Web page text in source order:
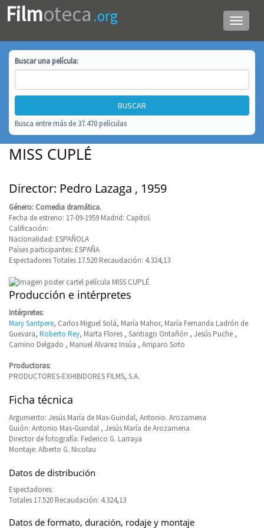
Menú
de
Filmoteca .org
Buscar unapelícula:
Busca entre más de 37.470 películas
MISS CUPLÉ
Director: Pedro Lazaga , 1959
Género: Comedia dramática.
Fecha de estreno: 17-09-1959 Madrid: Capitol.
Calificación:
Nacionalidad: ESPAÑOLA
Países participantes: ESPAÑA
Espectadores Totales 17.520 Recaudación: 4.324,13
Producción e intérpretes
Intérpretes:
Mary Santpere, Carlos Miguel Solá, María Mahor, María Fernanda Ladrón de
Guevara, Roberto Rey, Marta Flores , Santiago Ontañón , Jesús Puche ,
Camino Delgado , Manuel Alvarez Insúa , Amparo Soto
Productoras:
PRODUCTORES-EXHIBIDORES FILMS, S.A.
Ficha técnica
Argumento: Jesús María de Mas-Guindal, Antonio. Arozamena
Guión: Antonio Mas-Guindal , Jesús María de Arozamena
Director de fotografía: Federico G. Larraya
Montaje: Alberto G. Nicolau
Datos de distribución
Espectadores:
Totales 17.520 Recaudación: 4.324,13
Datos de formato, duración, rodaje y montaje